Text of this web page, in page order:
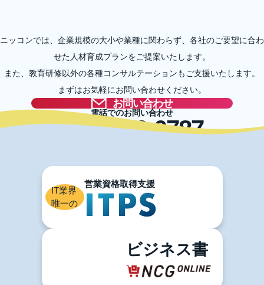
ニッコンでは、企業規模の大小や業種に関わらず、各社のご要望に合わ
せた人材育成プランをご提案いたします。
また、教育研修以外の各種コンサルテーションもご支援いたします。
まずはお気軽にお問い合わせください。
お問い合わせ
電話でのお問い合わせ
03-5996-0787
IT業界
唯一の
ビジネス書